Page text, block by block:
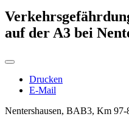
auf der A3 bei
Drucken
E-Mail
Nentershausen, BAB3, Km